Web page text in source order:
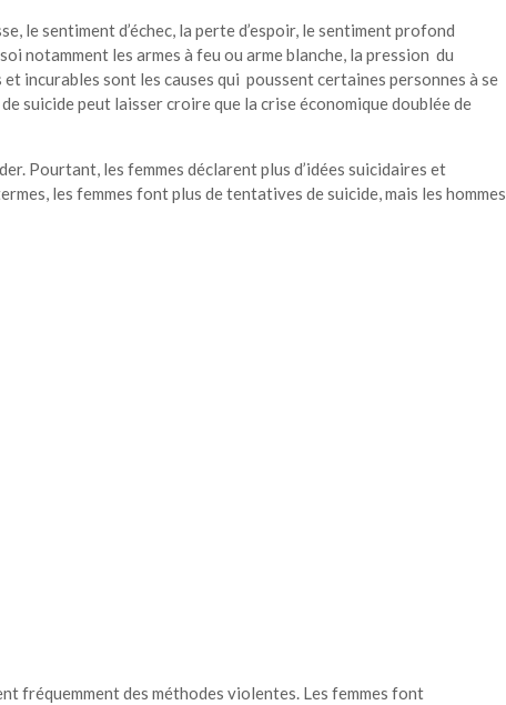
le sentiment d’échec, la perte d’espoir, le sentiment profond
notamment les armes à feu ou arme blanche, la pression du
incurables sont les causes qui poussent certaines personnes à se
suicide peut laisser croire que la crise économique doublée de
Pourtant, les femmes déclarent plus d’idées suicidaires et
les femmes font plus de tentatives de suicide, mais les hommes
fréquemment des méthodes violentes. Les femmes font